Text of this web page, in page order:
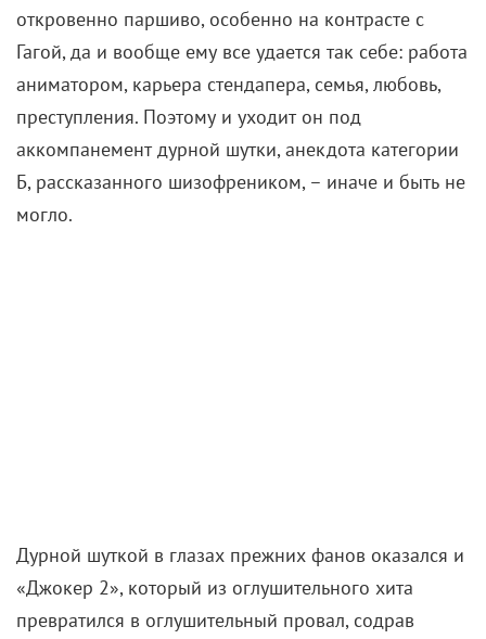
откровенно паршиво, особенно на контрасте с
Гагой, да и вообще ему все удается так себе: работа
аниматором, карьера стендапера, семья, любовь,
преступления. Поэтому и уходит он под
аккомпанемент дурной шутки, анекдота категории
Б, рассказанного шизофреником, – иначе и быть не
могло.
Дурной шуткой в глазах прежних фанов оказался и
«Джокер 2», который из оглушительного хита
превратился в оглушительный провал, содрав